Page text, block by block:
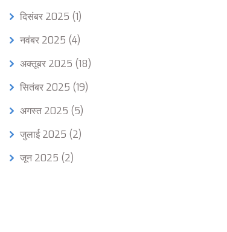
दिसंबर 2025 (1)
नवंबर 2025 (4)
अक्तूबर 2025 (18)
सितंबर 2025 (19)
अगस्त 2025 (5)
जुलाई 2025 (2)
जून 2025 (2)